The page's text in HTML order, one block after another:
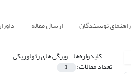
راهنمای نویسندگان ارسال مقاله
کلیدواژه‌ها =ویژگی های رئولوژیکی
تعداد مقالات: 1